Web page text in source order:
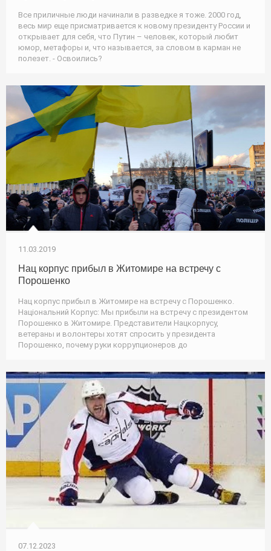
Все приличные люди начинали в разведке я тоже. 2000 год,
весь мир еще присматривается к новому президенту России и
открывает для себя, что Путин – человек, который любит
юмор, метафоры и, что называется, за словом в карман не
полезет. - Освоились?
11.03.2019
Нац корпус прибыл в Житомире на встречу с
Порошенко
Нац корпус прибыл в Житомире на встречу с Порошенко.
Національний Корпус: Мы прибыли на встречу с президентом
Порошенко в Житомире. Представители Нацкорпусу,
ветераны и волонтеры хотят спросить у президента
Порошенко, почему руки коррупционеров до
07.12.2023